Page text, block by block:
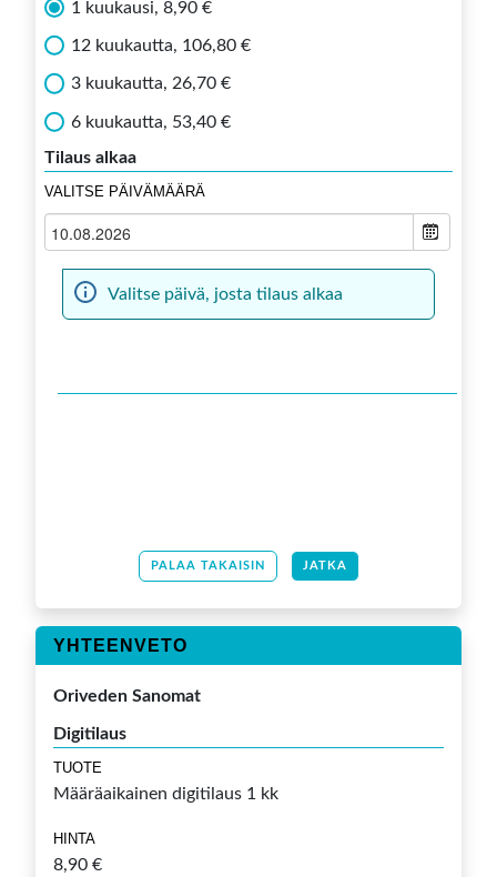
1 kuukausi, 8,90 €
12 kuukautta, 106,80 €
3 kuukautta, 26,70 €
6 kuukautta, 53,40 €
Tilaus alkaa
VALITSE PÄIVÄMÄÄRÄ
Valitse päivä, josta tilaus alkaa
PALAA TAKAISIN JATKA
YHTEENVETO
Oriveden Sanomat
Digitilaus
TUOTE
Määräaikainen digitilaus 1 kk
HINTA
8,90 €